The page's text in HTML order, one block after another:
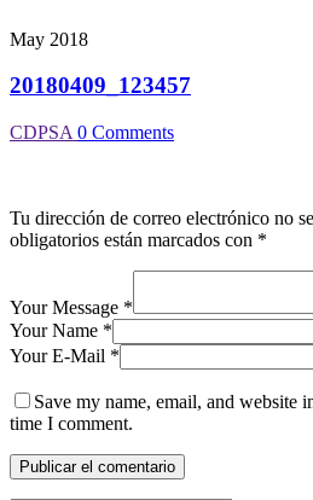
May 2018
20180409_123457
CDPSA 0 Comments
Tu dirección de correo electrónico no
obligatorios están marcados con *
Your Message *
Your Name *
Your E-Mail *
Save my name, email, and website
time I comment.